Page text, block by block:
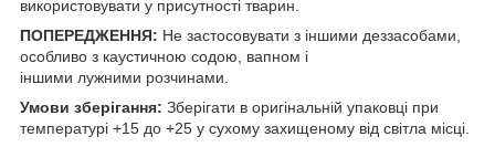
використовувати у присутності тварин.
ПОПЕРЕДЖЕННЯ: Не застосовувати з іншими деззасобами,
особливо з каустичною содою, вапном і
іншими лужними розчинами.
Умови зберігання: Зберігати в оригінальній упаковці при
температурі +15 до +25 у сухому захищеному від світла місці.